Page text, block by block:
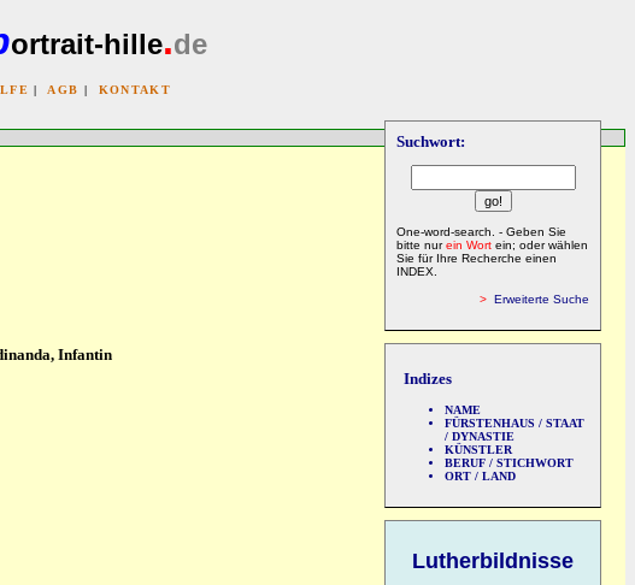
ortrait-hille.de
| AGB | KONTAKT
Suchwort:
One-word-search. - Geben Sie
bitte nurein Wort ein; oder wählen
Sie für Ihre Recherche einen
INDEX.
> Erweiterte Suche
Indizes
NAME
FÜRSTENHAUS / STAAT
/ DYNASTIE
KÜNSTLER
BERUF / STICHWORT
ORT / LAND
Lutherbildnisse
Infantin